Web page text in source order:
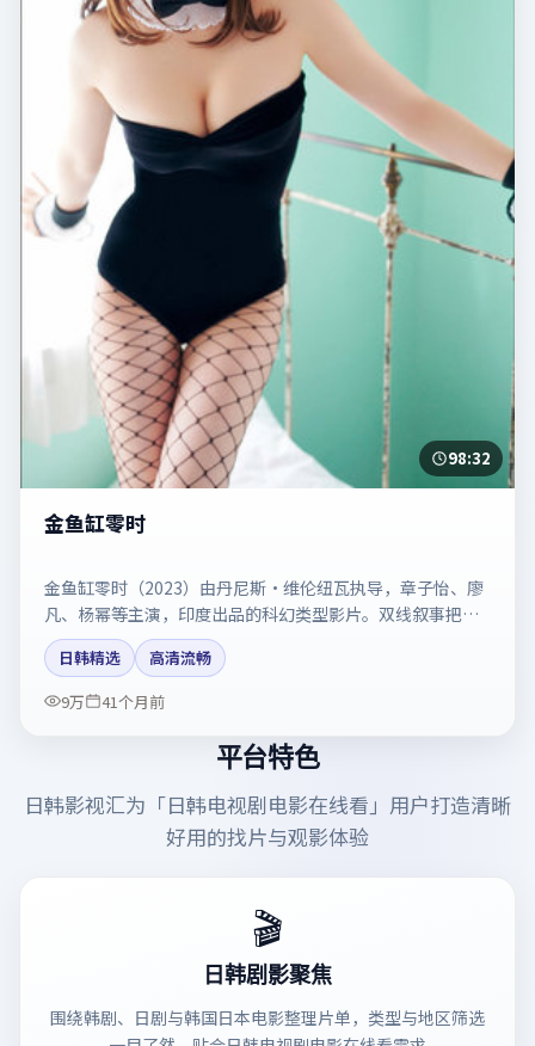
98:32
金鱼缸零时
金鱼缸零时（2023）由丹尼斯·维伦纽瓦执导，章子怡、廖
凡、杨幂等主演，印度出品的科幻类型影片。双线叙事把悬
念保持到最后一刻。剧情简介与主创信息可供检索参考，上
映日期以片方资料为准。
日韩精选
高清流畅
9万
41个月前
平台特色
日韩影视汇为「日韩电视剧电影在线看 」用户打造清晰
好用的找片与观影体验
🎬
日韩剧影聚焦
围绕韩剧、日剧与韩国日本电影整理片单，类型与地区筛选